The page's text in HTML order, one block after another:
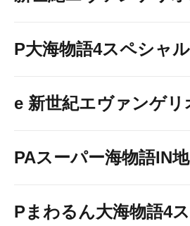
P大海物語4スペシャ
e 新世紀エヴァンゲ
PAスーパー海物語IN
Pまわるん大海物語4